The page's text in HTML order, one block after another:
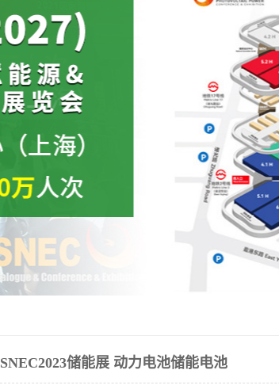
SNEC2023储能展 动力电池储能电池